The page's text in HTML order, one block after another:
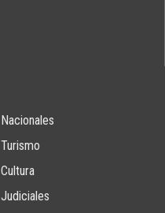
Nacionales
Turismo
Cultura
Judiciales